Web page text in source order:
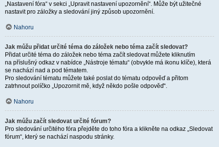
„Nastavení fóra“ v sekci „Upravit nastavení upozornění“. Může být užitečné
nastavit pro záložky a sledování jiný způsob upozornění.
Nahoru
Jak můžu přidat určité téma do záložek nebo téma začít sledovat?
Přidat určité téma do záložek nebo téma začít sledovat můžete kliknutím
na příslušný odkaz v nabídce „Nástroje tématu“ (obvykle má ikonu klíče), která
se nachází nad a pod tématem.
Pro sledování tématu můžete také poslat do tématu odpověď a přitom
zatrhnout políčko „Upozornit mě, když někdo pošle odpověď“.
Nahoru
Jak můžu začít sledovat určité fórum?
Pro sledování určitého fóra přejděte do toho fóra a klikněte na odkaz „Sledovat
fórum“, který se nachází naspodu stránky.